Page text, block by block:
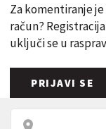
Za komentiranje
račun?
uključi se u
PRIJAVI SE